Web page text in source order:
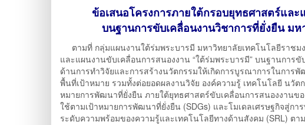
ข้อเสนอโครงการภายใต้กรอบยุทธศาสตร์แล
บนฐานการขับเคลื่อนงานวิชาการที่ยั่งยืน ม
ตามที่ กลุ่มแผนงานใต้ร่มพระบารมี มหาวิทยาลัยเทคโนโลยีราช
และแผนงานขับเคลื่อนการสนองงาน “ใต้ร่มพระบารมี” บนฐานกา
ด้านการทำวิจัยและการสร้างนวัตกรรมให้เกิดการบูรณาการในกา
พื้นที่เป้าหมาย รวมทั้งต่อยอดผลงานวิจัย องค์ความรู้ เทคโนโลยี นวั
หมายการพัฒนาที่ยั่งยืน ภายใต้ยุทธศาสตร์ขับเคลื่อนการสนองงาน
ใช้ตามเป้าหมายการพัฒนาที่ยั่งยืน (SDGs) และโมเดลเศรษฐกิจสู่ก
ระดับความพร้อมของความรู้และเทคโนโลยีทางด้านสังคม (SRL) ตา